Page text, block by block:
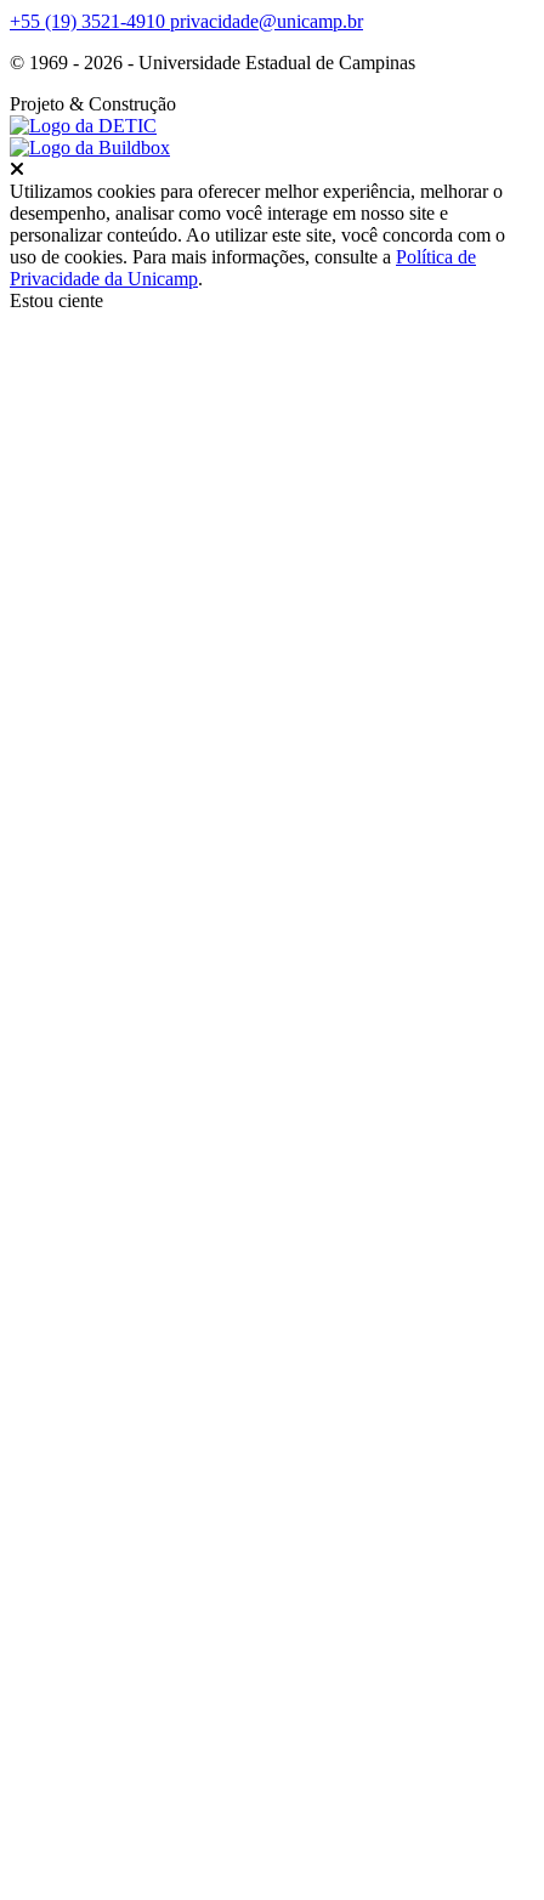
+55 (19) 3521-4910 privacidade@unicamp.br
© 1969 - 2026 - Universidade Estadual de Campinas
Projeto & Construção
Utilizamos cookies para oferecer melhor experiência, melhorar o
desempenho, analisar como você interage em nosso site e
personalizar conteúdo. Ao utilizar este site, você concorda com o
uso de cookies. Para mais informações, consulte a Política de
Privacidade da Unicamp.
Estou ciente